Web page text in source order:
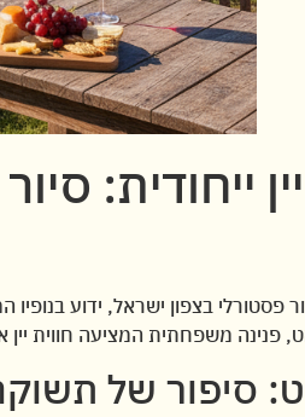
יין ייחודית:
פסטורלי בצפון ישראל, ידוע
פנינה משפחתית המציעה חווית יין
סיפור של